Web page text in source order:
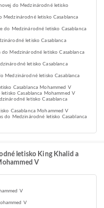
do Medzinárodné letisko
letisko Casablanca
do Medzinárodné letisko Casablanca
letisko Casablanca
Medzinárodné letisko Casablanca
letisko Casablanca
Medzinárodné letisko Casablanca
Casablanca Mohammed V
Casablanca Mohammed V
letisko Casablanca
Casablanca Mohammed V
do Medzinárodné letisko Casablanca
letisko King Khalid a
V
V
V